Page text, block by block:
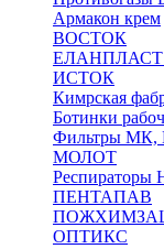
Армакон крем
ВОСТОК
ЕЛАНПЛАСТ
ИСТОК
Кимрская
Ботинки
Фильтры МК,
МОЛОТ
Респираторы
ПЕНТАПАВ
ОПТИКС